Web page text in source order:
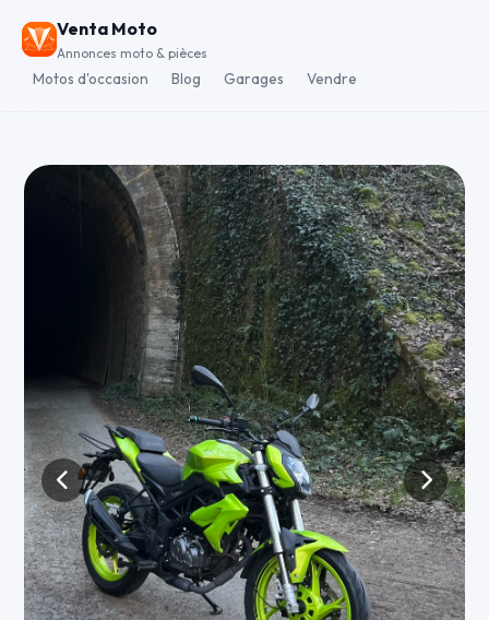
Venta Moto
Annonces moto & pièces
Motos d'occasion Blog Garages Vendre